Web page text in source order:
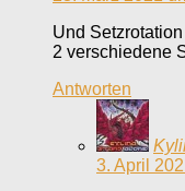
Und
2 verschiedene
Antworten
3. April